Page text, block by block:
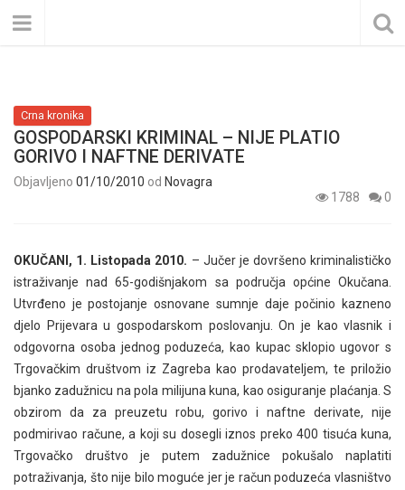
Crna kronika
GOSPODARSKI KRIMINAL – NIJE PLATIO
GORIVO I NAFTNE DERIVATE
Objavljeno 01/10/2010 od Novagra
1788
0
OKUČANI, 1. Listopada 2010. – Jučer je dovršeno kriminalističko
istraživanje nad 65-godišnjakom sa područja općine Okučana.
Utvrđeno je postojanje osnovane sumnje daje počinio kazneno
djelo Prijevara u gospodarskom poslovanju. On je kao vlasnik i
odgovorna osoba jednog poduzeća, kao kupac sklopio ugovor s
Trgovačkim društvom iz Zagreba kao prodavateljem, te priložio
bjanko zadužnicu na pola milijuna kuna, kao osiguranje plaćanja. S
obzirom da za preuzetu robu, gorivo i naftne derivate, nije
podmirivao račune, a koji su dosegli iznos preko 400 tisuća kuna,
Trgovačko društvo je putem zadužnice pokušalo naplatiti
potraživanja, što nije bilo moguće jer je račun poduzeća vlasništvo